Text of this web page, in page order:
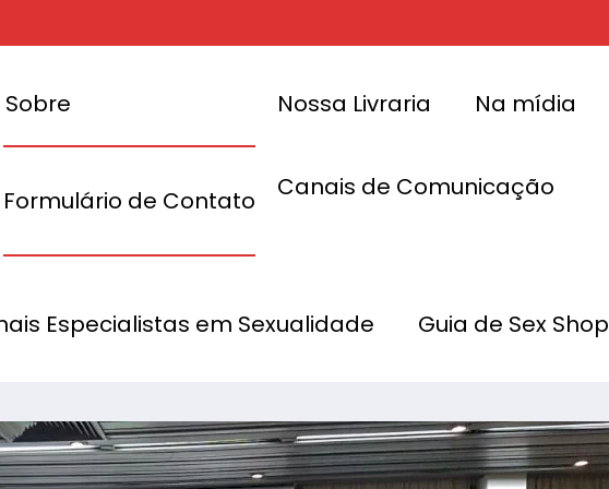
Sobre
Formulário de Contato
Nossa Livraria Na mídia
Canais de Comunicação
Especialistas em Sexualidade Guia de Sex Shop
e
Brasil